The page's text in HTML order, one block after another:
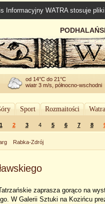
Informacyjny WATRA stosuje
od 14°C do 21°C
wiatr 3 m/s, północno-wschodni
Sport Rozmaitości
1 2 3 4 5 6 7 8
Rabka-Zdrój
zaprasza gorąco na
W Galerii Sztuki na Kozińcu